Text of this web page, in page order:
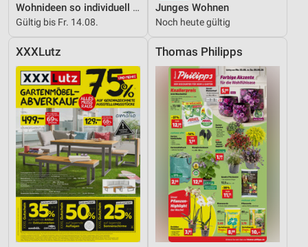
Wohnideen so individuell wie du!
Gültig bis Fr. 14.08.
Junges Wohnen
Noch heute gültig
XXXLutz Thomas Philipps